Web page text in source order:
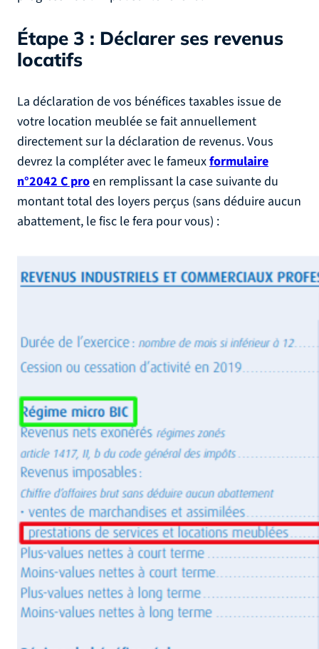
Étape 3 : Déclarer ses revenus
locatifs
La déclaration de vos bénéfices taxables issue de
votre location meublée se fait annuellement
directement sur la déclaration de revenus. Vous
devrez la compléter avec le fameuxformulaire
n°2042 C proen remplissant la case suivante du
montant total des loyers perçus (sans déduire aucun
abattement, le fisc le fera pour vous) :